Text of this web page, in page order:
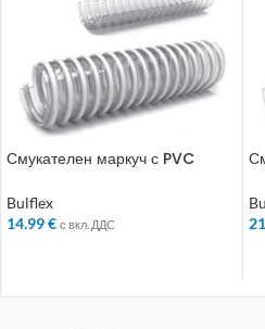
Смукателен маркуч с PVC
Bulflex
14.99€ с вкл. ДДС